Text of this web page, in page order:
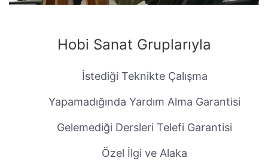
Hobi Sanat Gruplarıyla
İstediği Teknikte Çalışma
Yapamadığında Yardım Alma Garantisi
Gelemediği Dersleri Telefi Garantisi
Özel İlgi ve Alaka